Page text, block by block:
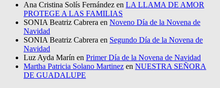
Ana Cristina Solís Fernández en LA LLAMA DE AMOR
PROTEGE A LAS FAMILIAS
SONIA Beatriz Cabrera en Noveno Día de la Novena de
Navidad
SONIA Beatriz Cabrera en Segundo Día de la Novena de
Navidad
Luz Ayda Marín en Primer Día de la Novena de Navidad
Martha Patricia Solano Martinez en NUESTRA SEÑORA
DE GUADALUPE